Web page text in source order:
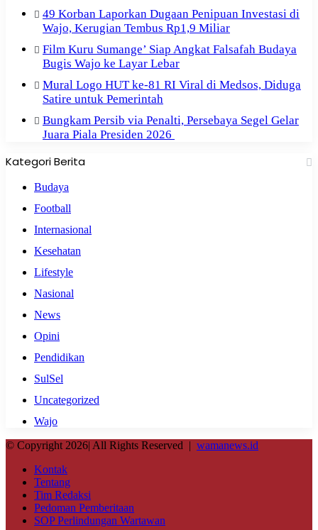
49 Korban Laporkan Dugaan Penipuan Investasi di
Wajo, Kerugian Tembus Rp1,9 Miliar
Film Kuru Sumange’ Siap Angkat Falsafah Budaya
Bugis Wajo ke Layar Lebar
Mural Logo HUT ke-81 RI Viral di Medsos, Diduga
Satire untuk Pemerintah
Bungkam Persib via Penalti, Persebaya Segel Gelar
Juara Piala Presiden 2026
Kategori Berita
Budaya
Football
Internasional
Kesehatan
Lifestyle
Nasional
News
Opini
Pendidikan
SulSel
Uncategorized
Wajo
© Copyright 2026| All Rights Reserved | wamanews.id
Kontak
Tentang
Tim Redaksi
Pedoman Pemberitaan
SOP Perlindungan Wartawan